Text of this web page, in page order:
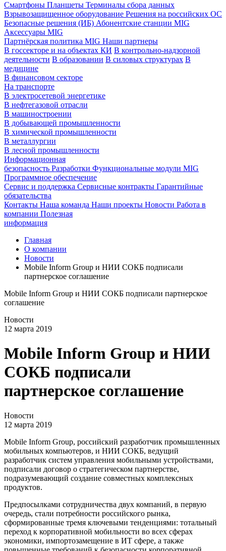
Смартфоны Планшеты Терминалы сбора данных
Взрывозащищенное оборудование Решения на российских ОС
Безопасные решения (ИБ) Абонентские станции MIG
Аксессуары MIG
Партнёрская политика MIG Наши партнеры
В госсекторе и на объектах КИ В контрольно-надзорной
деятельности В образовании В силовых структурах В
медицине
В финансовом секторе
На транспорте
В электросетевой энергетике
В нефтегазовой отрасли
В машиностроении
В добывающей промышленности
В химической промышленности
В металлургии
В лесной промышленности
Информационная
безопасность Разработки Функциональные модули MIG
Программное обеспечение
Сервис и поддержка Сервисные контракты Гарантийные
обязательства
Контакты Наша команда Наши проекты Новости Работа в
компании Полезная
информация
Главная
О компании
Новости
Mobile Inform Group и НИИ СОКБ подписали
партнерское соглашение
Mobile Inform Group и НИИ СОКБ подписали партнерское
соглашение
Новости
12 марта 2019
Mobile Inform Group и НИИ
СОКБ подписали
партнерское соглашение
Новости
12 марта 2019
Mobile Inform Group, российский разработчик промышленных
мобильных компьютеров, и НИИ СОКБ, ведущий
разработчик систем управления мобильными устройствами,
подписали договор о стратегическом партнерстве,
подразумевающий создание совместных комплексных
продуктов.
Предпосылками сотрудничества двух компаний, в первую
очередь, стали потребности российского рынка,
сформированные тремя ключевыми тенденциями: тотальный
переход к корпоративной мобильности во всех сферах
экономики, импортозамещение в ИТ сфере, а также